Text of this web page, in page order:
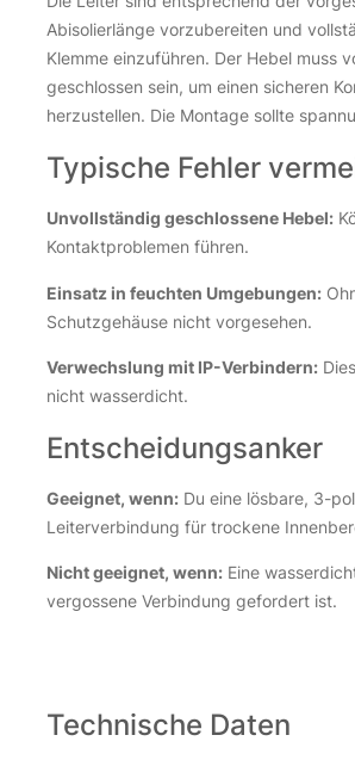
Abisolierlänge vorzubereiten und
Klemme einzuführen. Der Hebel muss
geschlossen sein, um einen sicheren
herzustellen. Die Montage sollte
Typische Fehler
Unvollständig geschlossene Hebel:
Kontaktproblemen führen.
Einsatz in feuchten Umgebungen:
Schutzgehäuse nicht vorgesehen.
Verwechslung mit IP-Verbindern:
nicht wasserdicht.
Entscheidungsanker
Geeignet, wenn: Du eine lösbare, 3-
Leiterverbindung für trockene
Nicht geeignet, wenn: Eine
vergossene Verbindung gefordert ist.
Technische Daten